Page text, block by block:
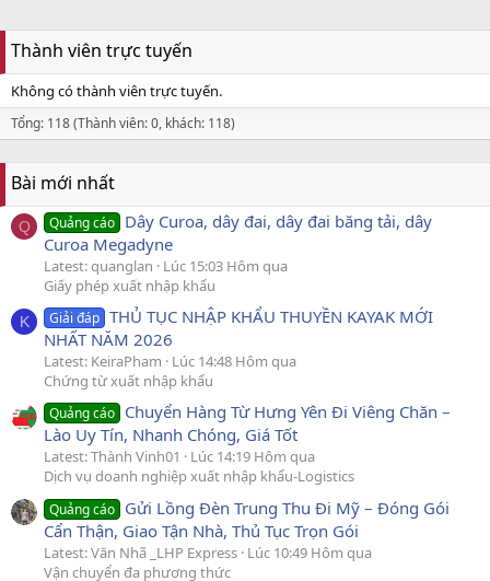
Thành viên trực tuyến
Không có thành viên trực tuyến.
Tổng: 118 (Thành viên: 0, khách: 118)
Bài mới nhất
Q Quảng cáo Dây Curoa, dây đai, dây đai băng tải, dây
Curoa Megadyne
Latest: quanglan
Lúc 15:03 Hôm qua
Giấy phép xuất nhập khẩu
K Giải đáp THỦ TỤC NHẬP KHẨU THUYỀN KAYAK MỚI
NHẤT NĂM 2026
Latest: KeiraPham
Lúc 14:48 Hôm qua
Chứng từ xuất nhập khẩu
Quảng cáo Chuyển Hàng Từ Hưng Yên Đi Viêng Chăn –
Lào Uy Tín, Nhanh Chóng, Giá Tốt
Latest: Thành Vinh01
Lúc 14:19 Hôm qua
Dịch vụ doanh nghiệp xuất nhập khẩu-Logistics
Quảng cáo Gửi Lồng Đèn Trung Thu Đi Mỹ – Đóng Gói
Cẩn Thận, Giao Tận Nhà, Thủ Tục Trọn Gói
Latest: Văn Nhã _LHP Express Lúc 10:49 Hôm qua
Vận chuyển đa phương thức